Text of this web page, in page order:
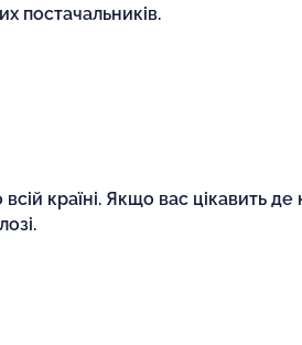
постачальників.
країні. Якщо вас цікавить де